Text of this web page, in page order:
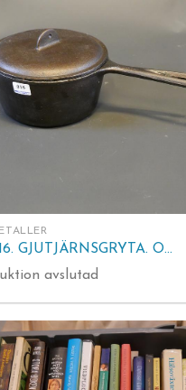
016. GJUTJÄRNSGRYTA. Omärkt. H. 9 cm.
avslutad